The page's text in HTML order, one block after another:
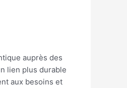
auprès des
lien plus durable
aux besoins et